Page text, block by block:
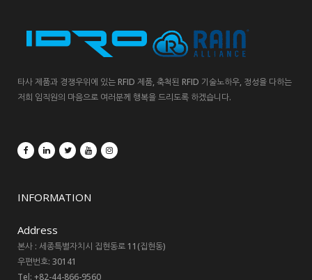
타사 제품과 경쟁우위에 있는 RFID 제품, 축척된 RFID 기술노하우, 정성을 다하는
저희 임직원의 마음으로 여러분께 행복을 드리도록 하겠습니다.
INFORMATION
Address
본사 : 세종특별자치시 집현동로 11(집현동)
우편번호: 30141
Tel: +82-44-866-9560